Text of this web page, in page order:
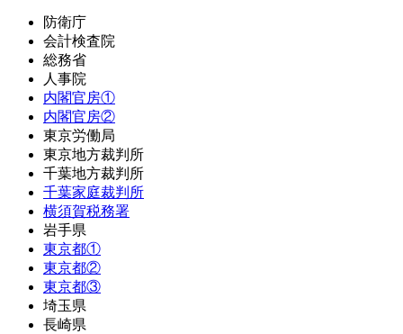
防衛庁
会計検査院
総務省
人事院
内閣官房①
内閣官房②
東京労働局
東京地方裁判所
千葉地方裁判所
千葉家庭裁判所
横須賀税務署
岩手県
東京都①
東京都②
東京都③
埼玉県
長崎県